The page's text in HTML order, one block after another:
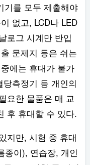
기를 모두 제출해야
없고, LCD나 LED
로그 시계만 반입
문제지 등은 쉬는
에는 휴대가 불가
측정기 등 개인의
요한 물품은 매 교
후 휴대할 수 있다.
지만, 시험 중 휴대
종이), 연습장, 개인